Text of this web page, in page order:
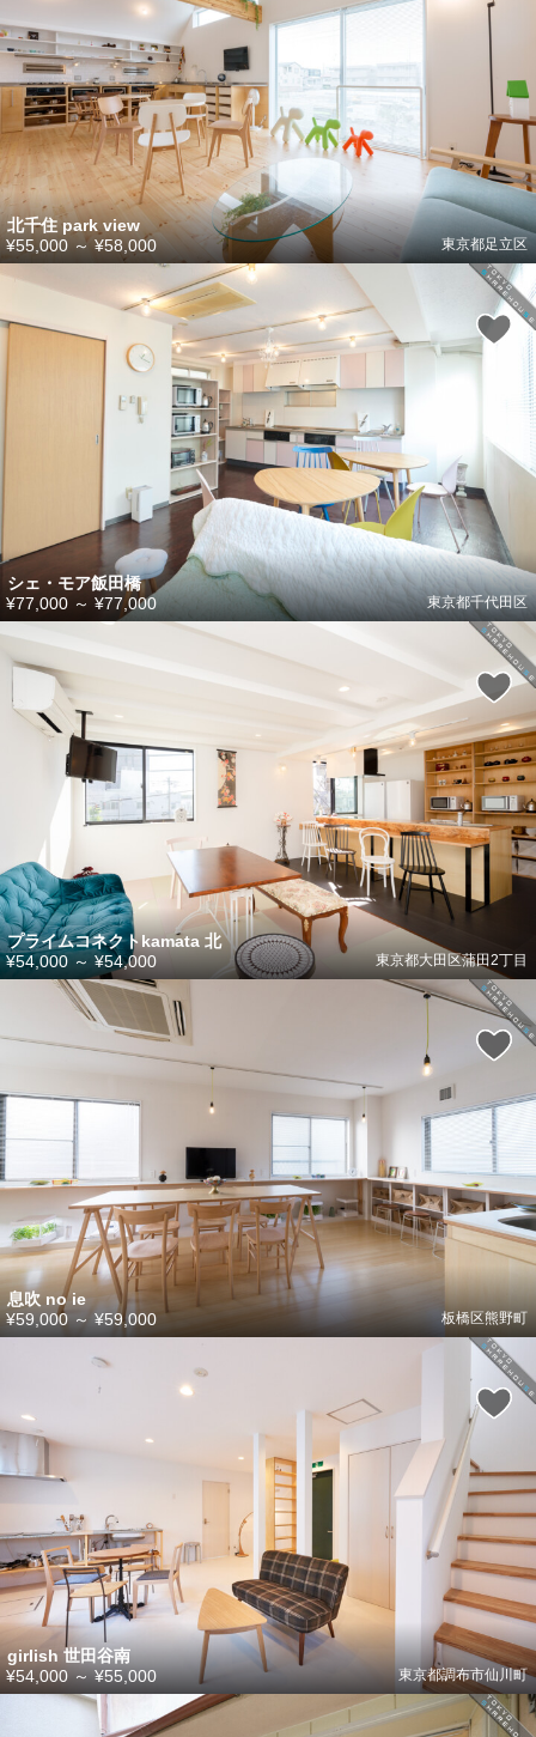
北千住 park view
東京都足立区
¥55,000～¥58,000
シェ・モア飯田橋
東京都千代田区
¥77,000 ～ ¥77,000
プライムコネクトkamata 北
東京都大田区蒲田2丁目
¥54,000 ～ ¥54,000
息吹 no ie
板橋区熊野町
¥59,000 ～ ¥59,000
girlish 世田谷南
東京都調布市仙川町
¥54,000～¥55,000